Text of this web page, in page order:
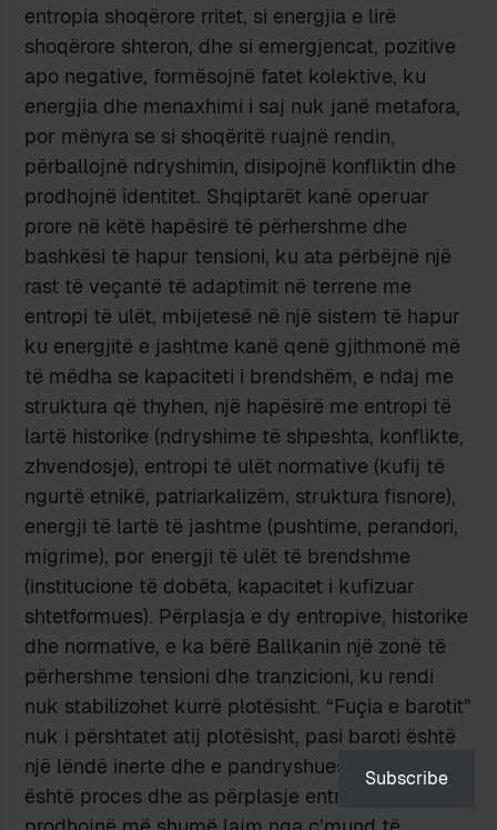
entropia shoqërore rritet, si energjia e lirë
shoqërore shteron, dhe si emergjencat, pozitive
apo negative, formësojnë fatet kolektive, ku
energjia dhe menaxhimi i saj nuk janë metafora,
por mënyra se si shoqëritë ruajnë rendin,
përballojnë ndryshimin, disipojnë konfliktin dhe
prodhojnë identitet. Shqiptarët kanë operuar
prore në këtë hapësirë të përhershme dhe
bashkësi të hapur tensioni, ku ata përbëjnë një
rast të veçantë të adaptimit në terrene me
entropi të ulët, mbijetesë në një sistem të hapur
ku energjitë e jashtme kanë qenë gjithmonë më
të mëdha se kapaciteti i brendshëm, e ndaj me
struktura që thyhen, një hapësirë me entropi të
lartë historike (ndryshime të shpeshta, konflikte,
zhvendosje), entropi të ulët normative (kufij të
ngurtë etnikë, patriarkalizëm, struktura fisnore),
energji të lartë të jashtme (pushtime, perandori,
migrime), por energji të ulët të brendshme
(institucione të dobëta, kapacitet i kufizuar
shtetformues). Përplasja e dy entropive, historike
dhe normative, e ka bërë Ballkanin një zonë të
përhershme tensioni dhe tranzicioni, ku rendi
nuk stabilizohet kurrë plotësisht. “Fuçia e barotit”
nuk i përshtatet atij plotësisht, pasi baroti është
një lëndë inerte dhe e pandryshueshme, nuk
është proces dhe as përplasje entropish, të cilat
Subscribe